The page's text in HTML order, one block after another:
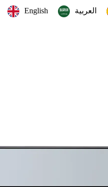
English العربية‏